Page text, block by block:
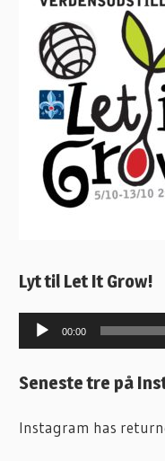
Lyt til Let It Grow!
Lydafspiller
00:00
Seneste tre på
Instagram has